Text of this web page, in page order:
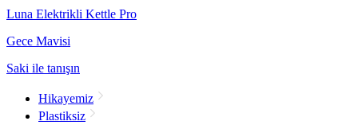
Luna Elektrikli Kettle Pro
Gece Mavisi
Saki ile tanışın
Hikayemiz
Plastiksiz